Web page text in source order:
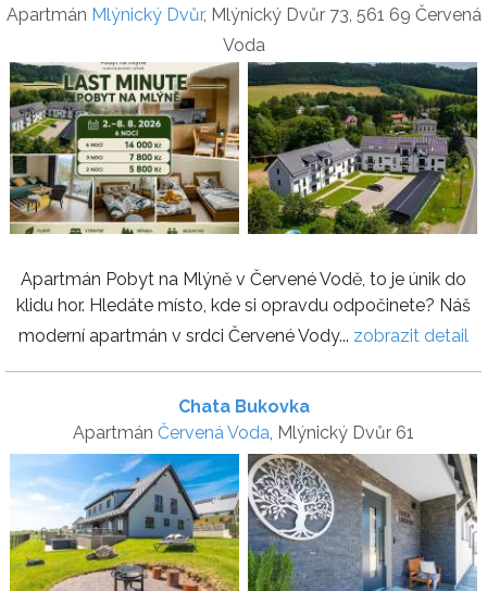
Apartmán Mlýnický Dvůr, Mlýnický Dvůr 73, 561 69 Červená
Voda
Apartmán Pobyt na Mlýně v Červené Vodě, to je únik do
klidu hor. Hledáte místo, kde si opravdu odpočinete? Náš
moderní apartmán v srdci Červené Vody... zobrazit detail
Chata Bukovka
Apartmán Červená Voda, Mlýnický Dvůr 61